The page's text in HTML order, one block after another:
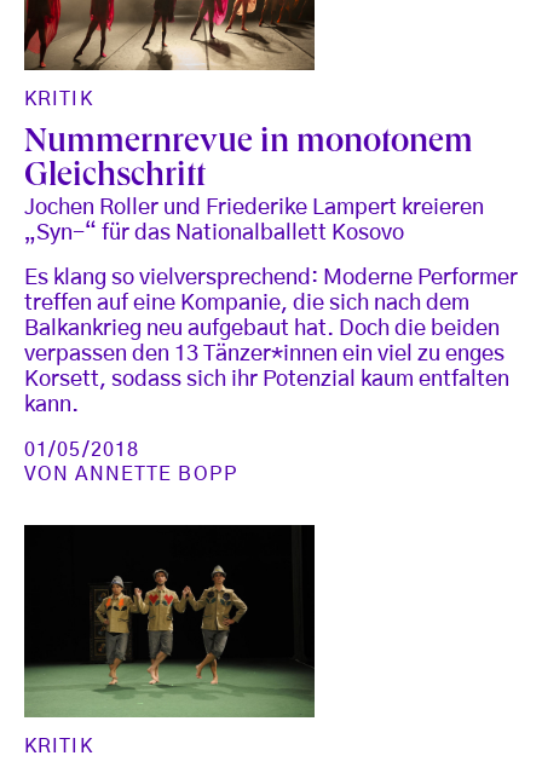
KRITIK
Nummernrevue in monotonem
Gleichschritt
Jochen Roller und Friederike Lampert kreieren
„Syn-“ für das Nationalballett Kosovo
Es klang so vielversprechend: Moderne Performer
treffen auf eine Kompanie, die sich nach dem
Balkankrieg neu aufgebaut hat. Doch die beiden
verpassen den 13 Tänzer*innen ein viel zu enges
Korsett, sodass sich ihr Potenzial kaum entfalten
kann.
01/05/2018
VONANNETTE BOPP
KRITIK